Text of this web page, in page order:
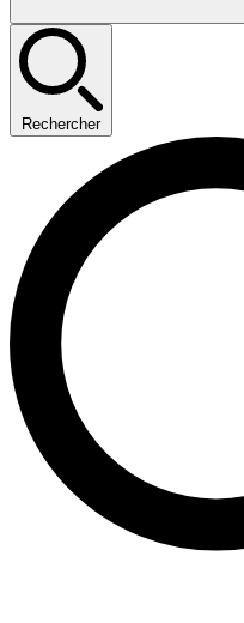
Rechercher